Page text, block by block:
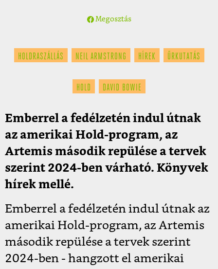
Megosztás
HOLDRASZÁLLÁS NEIL ARMSTRONG HÍREK ŰRKUTATÁS
HOLD DAVID BOWIE
Emberrel a fedélzetén indul útnak
az amerikai Hold-program, az
Artemis második repülése a tervek
szerint 2024-ben várható. Könyvek
hírek mellé.
Emberrel a fedélzetén indul útnak az
amerikai Hold-program, az Artemis
második repülése a tervek szerint
2024-ben - hangzott el amerikai